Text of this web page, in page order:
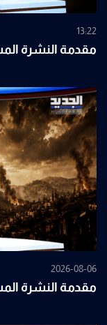
13:22
مقدمة النشرة المسائية
2026-08-06
مقدمة النشرة المسائية